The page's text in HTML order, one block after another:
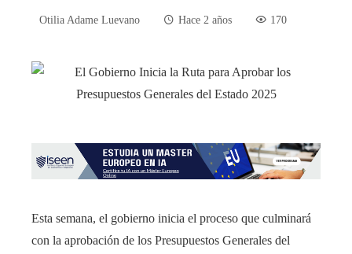
Otilia Adame Luevano Hace 2 años 170
Esta semana, el gobierno inicia el proceso que culminará
con la aprobación de los Presupuestos Generales del